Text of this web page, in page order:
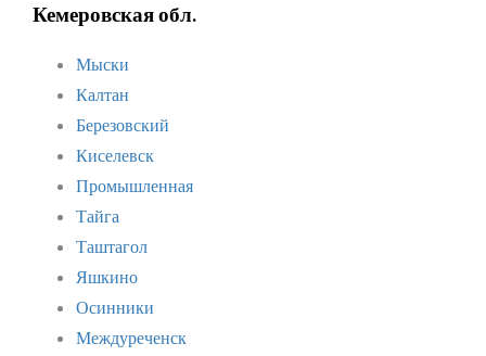
Кемеровская обл.
Мыски
Калтан
Березовский
Киселевск
Промышленная
Тайга
Таштагол
Яшкино
Осинники
Междуреченск